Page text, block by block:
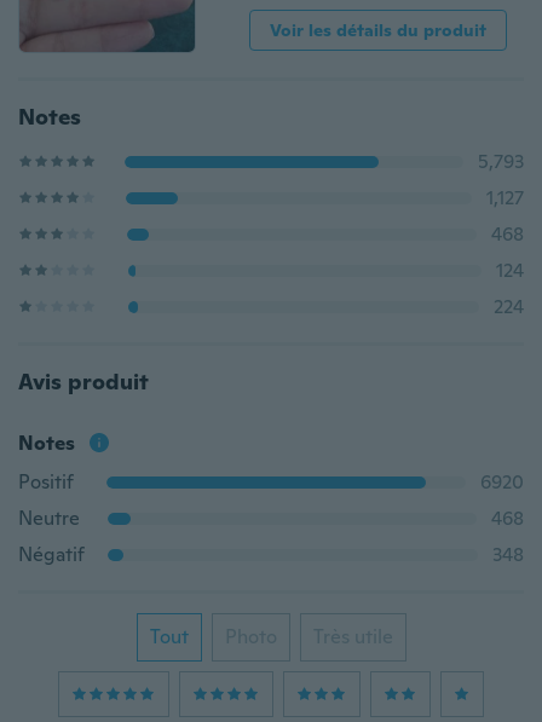
Voir les détails du produit
Notes
5,793
1,127
468
124
224
Avis produit
Notes
Positif
6920
Neutre
468
Négatif
348
Tout Photo Très utile